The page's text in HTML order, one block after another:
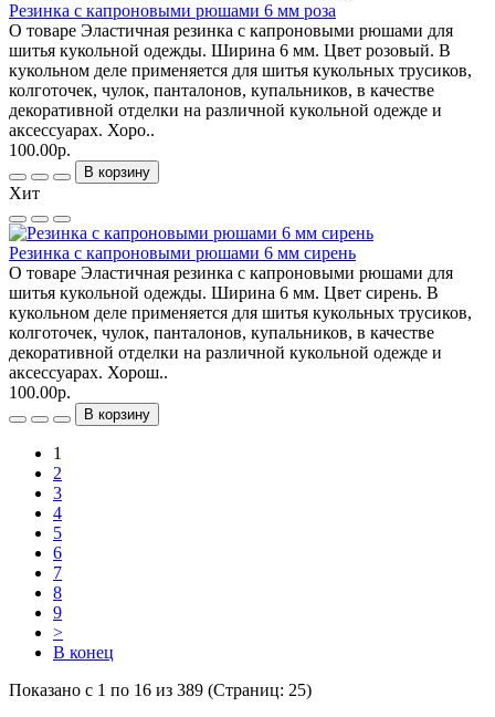
Резинка с капроновыми рюшами 6 мм роза
О товаре Эластичная резинка с капроновыми рюшами для
шитья кукольной одежды. Ширина 6 мм. Цвет розовый. В
кукольном деле применяется для шитья кукольных трусиков,
колготочек, чулок, панталонов, купальников, в качестве
декоративной отделки на различной кукольной одежде и
аксессуарах. Хоро..
100.00р.
В корзину
Хит
Резинка с капроновыми рюшами 6 мм сирень
О товаре Эластичная резинка с капроновыми рюшами для
шитья кукольной одежды. Ширина 6 мм. Цвет сирень. В
кукольном деле применяется для шитья кукольных трусиков,
колготочек, чулок, панталонов, купальников, в качестве
декоративной отделки на различной кукольной одежде и
аксессуарах. Хорош..
100.00р.
В корзину
1
2
3
4
5
6
7
8
9
>
В конец
Показано с 1 по 16 из 389 (Страниц: 25)